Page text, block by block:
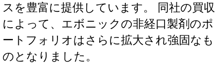
スを豊富に提供しています。 同社の買収
によって、エボニックの非経口製剤のポ
ートフォリオはさらに拡大され強固なも
のとなりました。